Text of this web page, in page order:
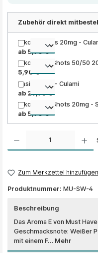
Zubehör direkt
Nikotin Shots 20mg -
ab 5,90 €
Nikotinsalz Shots 50/50
5,90 €
Basis Liquid - Culami
ab 29,95 €
Nikotinsalz Shots 20mg -
ab 5,90 €
Produkt Anzahl: Gib den
Zum Merkzettel hinzufügen
Produktnummer: MU-SW-4
Beschreibung
Das Aroma E von Must
Geschmacksnote: Weißer
mit einem F… Mehr